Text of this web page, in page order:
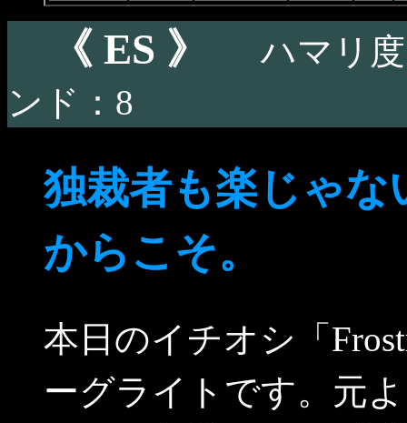
《 ES 》
ハマリ
ンド：8
独裁者も楽じゃ
からこそ。
本日のイチオシ「
ーグライトです。元